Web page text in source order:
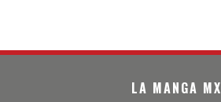
LA MANGA MX